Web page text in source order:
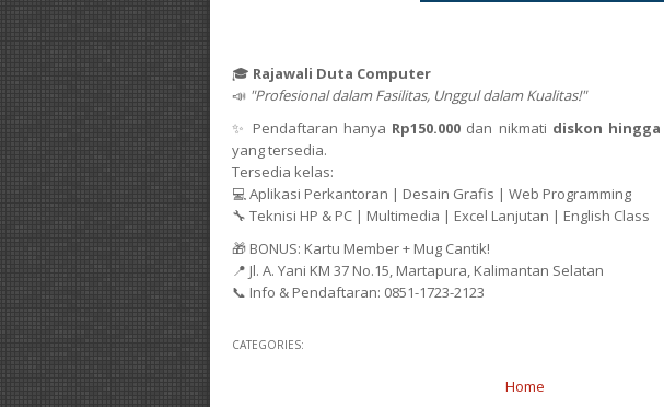
🎓 Rajawali Duta Computer
📣 "ProfesionaldalamFasilitas, UngguldalamKualitas!"
✨ Pendaftaran hanya Rp150.000 dan nikmati diskon hingga
yang tersedia.
Tersedia kelas:
💻Aplikasi Perkantoran | Desain Grafis | Web Programming
🔧 Teknisi HP & PC | Multimedia | Excel Lanjutan | English Class
🎁 BONUS: Kartu Member + Mug Cantik!
📍 Jl. A. Yani KM 37 No.15, Martapura, Kalimantan Selatan
📞 Info & Pendaftaran: 0851-1723-2123
CATEGORIES:
Home